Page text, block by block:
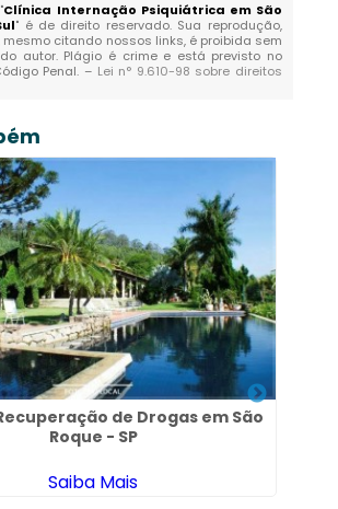
Clínica Internação Psiquiátrica em São
" é de direito reservado. Sua reprodução,
citando nossos links, é proibida sem
autor. Plágio é crime e está previsto no
Penal. – Lei n° 9.610-98 sobre direitos
de Drogas em São
Roque - SP
Saiba Mais